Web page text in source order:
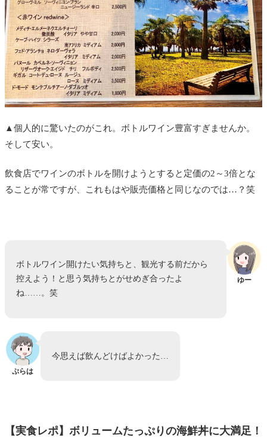
▲個人的に驚いたのがこれ。ボトルワイン豊富すぎませんか。
そして安い。
飲食店でワインのボトルを開けようとすると定価の2～3倍とな
ることが常ですが、これもはや販売価格と同じなのでは…？笑
ゆー
ボトルワイン開けたい気持ちと、観光する前だから
控えよう！と思う気持ちとがせめぎ合ったよ
ね……。笑
ぷらは
今思えば飲んどけばよかった…
【実食レポ】ボリュームたっぷりの海鮮丼に大満足！